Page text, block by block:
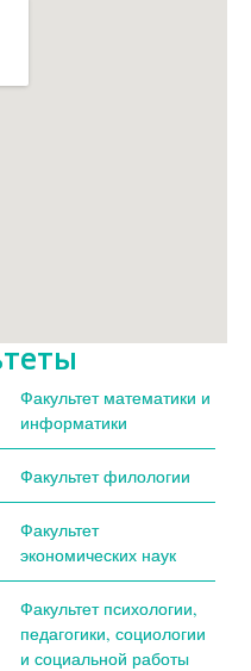
Факультет математики и
информатики
Факультет филологии
Факультет
экономических наук
Факультет психологии,
педагогики, социологии
и социальной работы